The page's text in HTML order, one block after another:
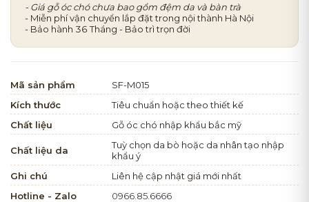
- Giá gỗ óc chó chưa bao gồm đệm da và bàn trà
- Miễn phí vận chuyển lắp đặt trong nội thành Hà Nội
- Bảo hành 36 Tháng - Bảo trì trọn đời
Mã sản phẩm
SF-M015
Kích thước
Tiêu chuẩn hoặc theo thiết kế
Chất liệu
Gỗ óc chó nhập khẩu bắc mỹ
Chất liệu da
Tuỳ chọn da bò hoặc da nhân tạo nhập
khẩu ý
Ghi chú
Liên hệ cập nhật giá mới nhất
Hotline - Zalo
0966.85.6666